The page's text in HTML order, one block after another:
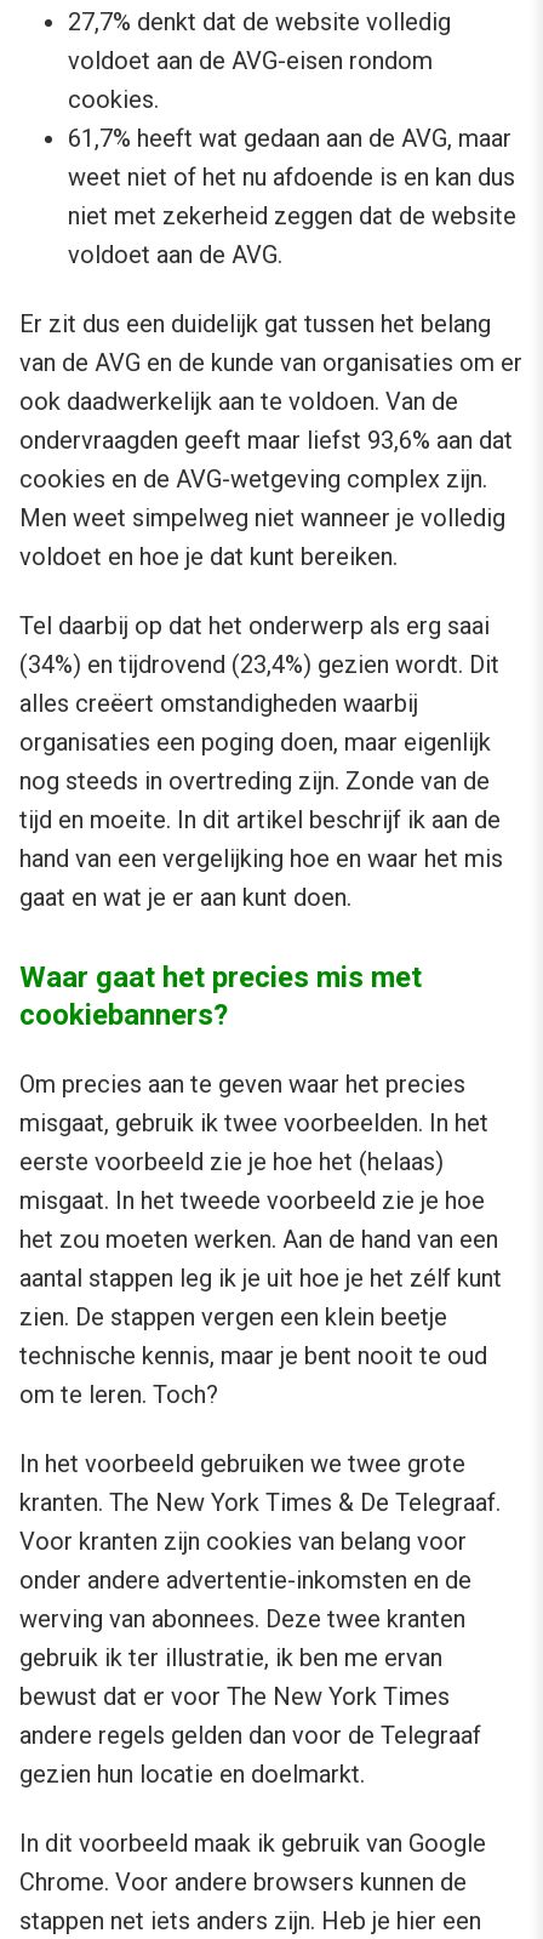
27,7% denkt dat de website volledig
voldoet aan de AVG-eisen rondom
cookies.
61,7% heeft wat gedaan aan de AVG, maar
weet niet of het nu afdoende is en kan dus
niet met zekerheid zeggen dat de website
voldoet aan de AVG.
Er zit dus een duidelijk gat tussen het belang
van de AVG en de kunde van organisaties om er
ook daadwerkelijk aan te voldoen. Van de
ondervraagden geeft maar liefst 93,6% aan dat
cookies en de AVG-wetgeving complex zijn.
Men weet simpelweg niet wanneer je volledig
voldoet en hoe je dat kunt bereiken.
Tel daarbij op dat het onderwerp als erg saai
(34%) en tijdrovend (23,4%) gezien wordt. Dit
alles creëert omstandigheden waarbij
organisaties een poging doen, maar eigenlijk
nog steeds in overtreding zijn. Zonde van de
tijd en moeite. In dit artikel beschrijf ik aan de
hand van een vergelijking hoe en waar het mis
gaat en wat je er aan kunt doen.
Waar gaat het precies mis met
cookiebanners?
Om precies aan te geven waar het precies
misgaat, gebruik ik twee voorbeelden. In het
eerste voorbeeld zie je hoe het (helaas)
misgaat. In het tweede voorbeeld zie je hoe
het zou moeten werken. Aan de hand van een
aantal stappen leg ik je uit hoe je het zélf kunt
zien. De stappen vergen een klein beetje
technische kennis, maar je bent nooit te oud
om te leren. Toch?
In het voorbeeld gebruiken we twee grote
kranten. The New York Times & De Telegraaf.
Voor kranten zijn cookies van belang voor
onder andere advertentie-inkomsten en de
werving van abonnees. Deze twee kranten
gebruik ik ter illustratie, ik ben me ervan
bewust dat er voor The New York Times
andere regels gelden dan voor de Telegraaf
gezien hun locatie en doelmarkt.
In dit voorbeeld maak ik gebruik van Google
Chrome. Voor andere browsers kunnen de
stappen net iets anders zijn. Heb je hier een